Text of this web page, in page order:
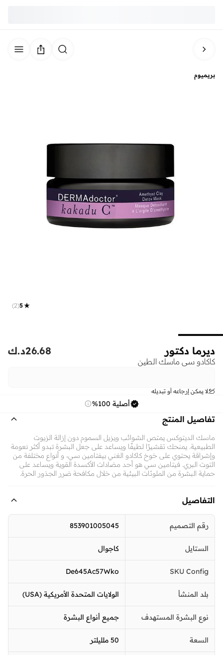
بريميوم
5
(
2
)
ديرما دكتور
كاكادو سي ماسك الطين
د.ك26.68
لا يمكن إرجاعه أو تبديله
أصلية 100%
تفاصيل المنتج
ماسك الديتوكس يمتص الشوائب ويزيل السموم دون إزالة الزيوت
الطبيعية. يمنحك تقشيرًا لطيفًا ويساعد على جعل البشرة تبدو أكثر نعومة
وإشراقة يحتوي على خوخ كاكادو الغني بيفتامين سي، و أنواع مختلفة من
التوت البري. فيتامين سي هو أحد مضادات الأكسدة القوية ويساعد على
حماية البشرة من الملوثات البيئية من خلال مكافحة ضرر الجذور الحرة.
التفاصيل
رقم التصميم 853901005045
الستايل كاجوال
SKU Config
De645Ac57Wko
بلد المنشأ الولايات المتحدة الأمريكية (USA)
نوع البشرة المستهدف جميع أنواع البشرة
السعة 50 ملليلتر